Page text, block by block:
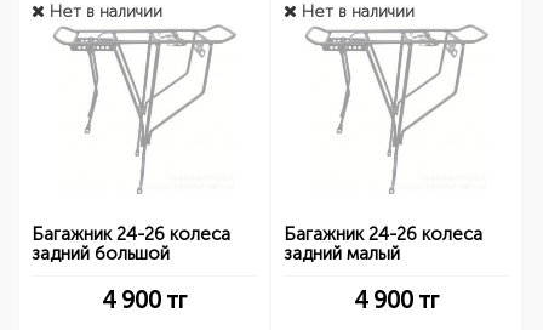
Нет в наличии
Багажник 24-26 колеса
задний большой
4 900 тг
Нет в наличии
Багажник 24-26 колеса
задний малый
4 900 тг